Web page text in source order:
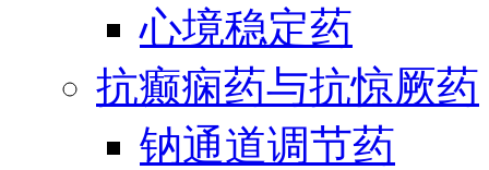
心境稳定药
抗癫痫药与抗惊厥药
钠通道调节药